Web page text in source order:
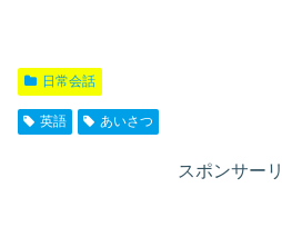
日常会話
英語 あいさつ
スポンサー